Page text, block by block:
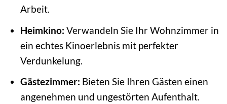
Arbeit.
Heimkino: Verwandeln Sie Ihr Wohnzimmer in
ein echtes Kinoerlebnis mit perfekter
Verdunkelung.
Gästezimmer: Bieten Sie Ihren Gästen einen
angenehmen und ungestörten Aufenthalt.